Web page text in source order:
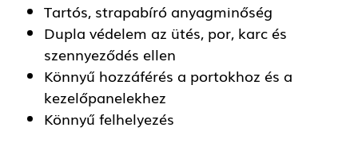
Tartós, strapabíró anyagminőség
Dupla védelem az ütés, por, karc és
szennyeződés ellen
Könnyű hozzáférés a portokhoz és a
kezelőpanelekhez
Könnyű felhelyezés